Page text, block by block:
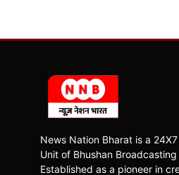
News Nation Bharat is a
Unit of Bhushan
Established as a pioneer in